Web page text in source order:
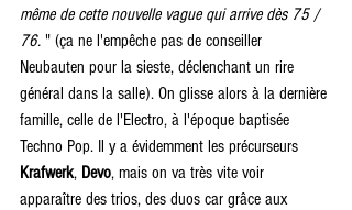
même de cette nouvelle vague qui arrive dès 75 /
76. " (ça ne l'empêche pas de conseiller
Neubauten pour la sieste, déclenchant un rire
général dans la salle). On glisse alors à la dernière
famille, celle de l'Electro, à l'époque baptisée
Techno Pop. Il y a évidemment les précurseurs
Krafwerk, Devo, mais on va très vite voir
apparaître des trios, des duos car grâce aux